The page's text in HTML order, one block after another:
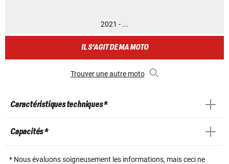
2021 - ...
IL S'AGIT DE MA MOTO
Trouver une autre moto
Caractéristiques techniques *
Capacités *
* Nous évaluons soigneusement les informations, mais ceci ne